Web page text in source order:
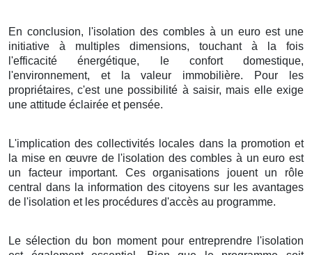
En conclusion, l'isolation des combles à un euro est une
initiative à multiples dimensions, touchant à la fois
l'efficacité énergétique, le confort domestique,
l'environnement, et la valeur immobilière. Pour les
propriétaires, c'est une possibilité à saisir, mais elle exige
une attitude éclairée et pensée.
L'implication des collectivités locales dans la promotion et
la mise en œuvre de l'isolation des combles à un euro est
un facteur important. Ces organisations jouent un rôle
central dans la information des citoyens sur les avantages
de l'isolation et les procédures d'accès au programme.
Le sélection du bon moment pour entreprendre l'isolation